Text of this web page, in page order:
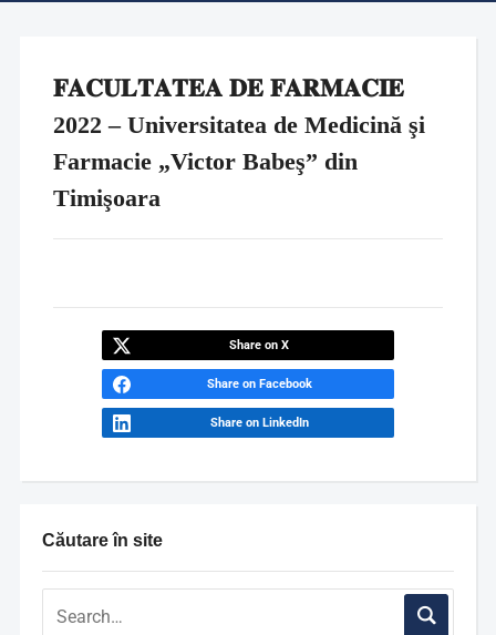
Căutare în site
𝐅𝐀𝐂𝐔𝐋𝐓𝐀𝐓𝐄𝐀 𝐃𝐄 𝐅𝐀𝐑𝐌𝐀𝐂𝐈𝐄
2022 – Universitatea de Medicină şi
Farmacie „Victor Babeş” din
Timişoara
Share on X
Share on Facebook
Share on LinkedIn